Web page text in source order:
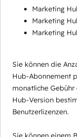
Marketing
Marketing
Marketing
Sie können die
Hub-Abonnement
monatliche
Hub-Version
Benutzerlizenzen.